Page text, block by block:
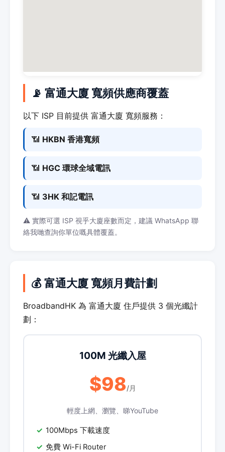
📡 富通大廈 寬頻供應商覆蓋
以下 ISP 目前提供 富通大廈 寬頻服務：
📶 HKBN 香港寬頻
📶 HGC 環球全域電訊
📶 3HK 和記電訊
⚠️ 實際可選 ISP 視乎大廈座數而定，建議 WhatsApp 聯
絡我哋查詢你單位嘅具體覆蓋。
💰 富通大廈 寬頻月費計劃
BroadbandHK 為 富通大廈 住戶提供 3 個光纖計
劃：
100M 光纖入屋
$98/月
輕度上網、瀏覽、睇YouTube
100Mbps 下載速度
免費 Wi-Fi Router